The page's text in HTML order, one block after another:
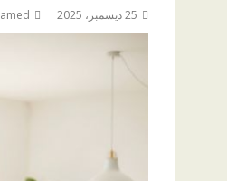
25 ديسمبر، 2025